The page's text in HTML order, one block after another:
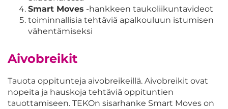
Smart Moves -hankkeen taukoliikuntavideot
toiminnallisia tehtäviä apalkouluun istumisen
vähentämiseksi
Aivobreikit
Tauota oppitunteja aivobreikeillä. Aivobreikit ovat
nopeita ja hauskoja tehtäviä oppituntien
tauottamiseen. TEKOn sisarhanke Smart Moves on